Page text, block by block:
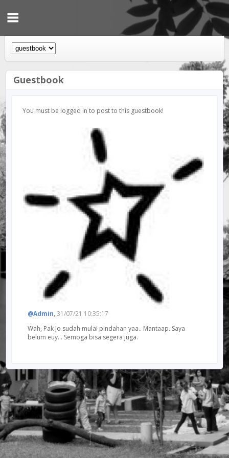
Guestbook
You must be logged in to post to this guestbook!
@admin, 31/07/21 10:35:17
Wah, Pak Jo sudah mulai pindahan yaa.. Mantaap. Saya
belum euy... Semoga bisa segera juga.